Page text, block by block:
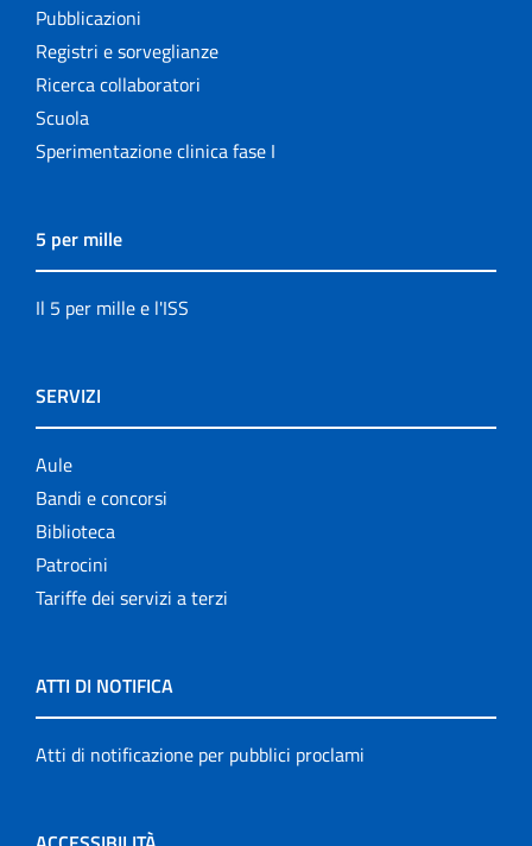
Pubblicazioni
Registri e sorveglianze
Ricerca collaboratori
Scuola
Sperimentazione clinica fase I
5 per mille
Il 5 per mille e l'ISS
SERVIZI
Aule
Bandi e concorsi
Biblioteca
Patrocini
Tariffe dei servizi a terzi
ATTI DI NOTIFICA
Atti di notificazione per pubblici proclami